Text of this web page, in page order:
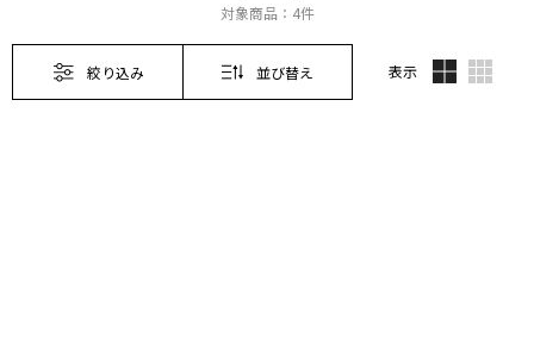
対象商品： 4件
絞り込み 並び替え 表示